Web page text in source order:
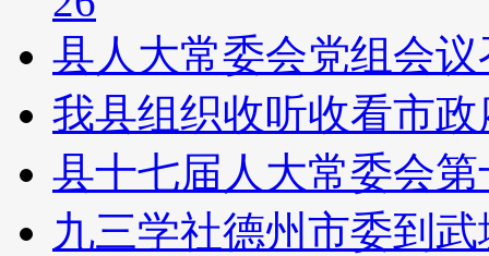
县人大常委会党组会
我县组织收听收看市
县十七届人大常委会
九三学社德州市委到